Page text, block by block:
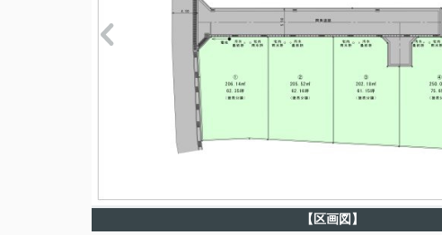
【区画図】